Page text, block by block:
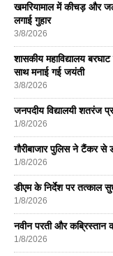
खमरियामाल में कीचड़ और
लगाई गुहार
3/8/2026
शासकीय महाविद्यालय
साथ मनाई गई जयंती
3/8/2026
जनपदीय विद्यालयी शतरंज
1/8/2026
गौरीबाजार पुलिस ने टैंकर से
1/8/2026
डीएम के निर्देश पर तत्काल
1/8/2026
नवीन परती और कब्रिस्तान
1/8/2026